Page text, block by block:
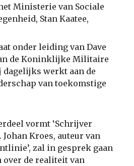
Ministerie van Sociale
Stan Kaatee,
onder leiding van Dave
de Koninklijke Militaire
dagelijks werkt aan de
van toekomstige
vormt ‘Schrijver
Kroes, auteur van
zal in gesprek gaan
over de realiteit van